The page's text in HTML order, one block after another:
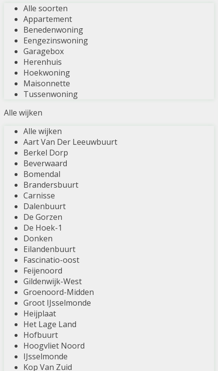
Alle soorten
Appartement
Benedenwoning
Eengezinswoning
Garagebox
Herenhuis
Hoekwoning
Maisonnette
Tussenwoning
Alle wijken
Alle wijken
Aart Van Der Leeuwbuurt
Berkel Dorp
Beverwaard
Bomendal
Brandersbuurt
Carnisse
Dalenbuurt
De Gorzen
De Hoek-1
Donken
Eilandenbuurt
Fascinatio-oost
Feijenoord
Gildenwijk-West
Groenoord-Midden
Groot IJsselmonde
Heijplaat
Het Lage Land
Hofbuurt
Hoogvliet Noord
IJsselmonde
Kop Van Zuid